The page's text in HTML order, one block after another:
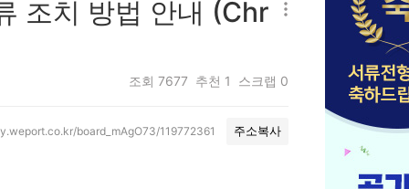
소서 핵심분석
조치 방법 안내 (Chr
조회 7677 추천 1 스크랩 0
board_mAgO73/119772361 주소복사